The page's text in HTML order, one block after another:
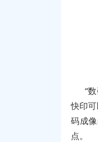
“
快印
码成
点。